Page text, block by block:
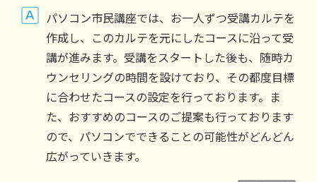
パソコン市民講座では、お一人ずつ受講カルテを
作成し、このカルテを元にしたコースに沿って受
講が進みます。受講をスタートした後も、随時カ
ウンセリングの時間を設けており、その都度目標
に合わせたコースの設定を行っております。ま
た、おすすめのコースのご提案も行っております
ので、パソコンでできることの可能性がどんどん
広がっていきます。